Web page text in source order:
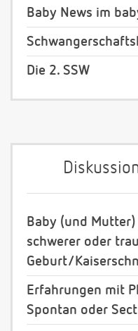
Baby News im
Die 2. SSW
Baby (und
schwerer oder
Geburt/
Erfahrungen mit
Spontan oder